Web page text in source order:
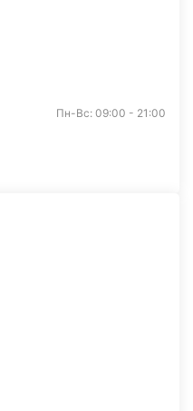
Пн-Вс: 09:00 - 21:00